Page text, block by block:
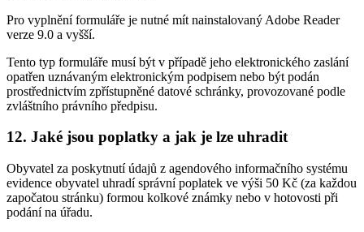
Pro vyplnění formuláře je nutné mít nainstalovaný Adobe Reader
verze 9.0 a vyšší.
Tento typ formuláře musí být v případě jeho elektronického zaslání
opatřen uznávaným elektronickým podpisem nebo být podán
prostřednictvím zpřístupněné datové schránky, provozované podle
zvláštního právního předpisu.
12. Jaké jsou poplatky a jak je lze uhradit
Obyvatel za poskytnutí údajů z agendového informačního systému
evidence obyvatel uhradí správní poplatek ve výši 50 Kč (za každou
započatou stránku) formou kolkové známky nebo v hotovosti při
podání na úřadu.